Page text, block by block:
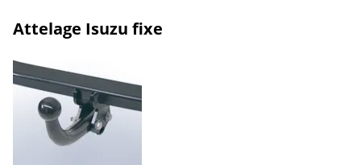
Attelage Isuzu fixe